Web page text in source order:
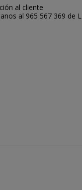
al cliente
al 965 567 369 de